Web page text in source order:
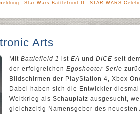
Star Wars Battlefront II STAR WARS
Arts
Mit Battlefield 1 ist EA und DICE seit
der erfolgreichen Egoshooter-Serie
Bildschirmen der PlayStation 4, Xbox
Dabei haben sich die Entwickler
Weltkrieg als Schauplatz ausgesucht,
gleichzeitig Namensgeber des neuesten